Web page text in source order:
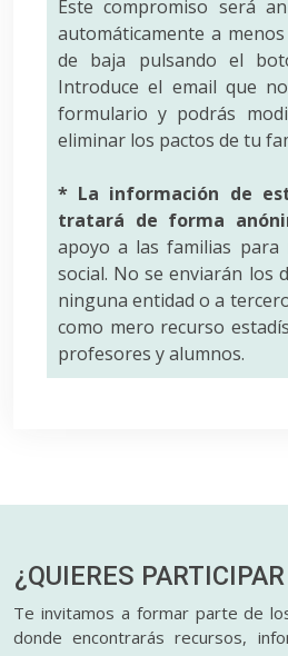
Este compromiso será
automáticamente a
de baja pulsando el
Introduce el email que
formulario y podrás
eliminar los pactos de tu
* La información de
tratará de forma
apoyo a las familias para
social. No se enviarán los
ninguna entidad o a
como mero recurso
profesores y alumnos.
¿QUIERES PARTICIPAR
Te invitamos a formar parte de
donde encontrarás recursos,